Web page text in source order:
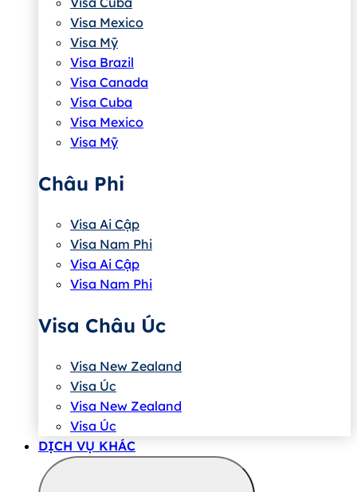
Visa Mexico
Visa Mỹ
Visa Brazil
Visa Canada
Visa Cuba
Visa Mexico
Visa Mỹ
Châu Phi
Visa Ai Cập
Visa Nam Phi
Visa Ai Cập
Visa Nam Phi
Visa Châu Úc
Visa New Zealand
Visa Úc
Visa New Zealand
Visa Úc
DỊCH VỤ KHÁC